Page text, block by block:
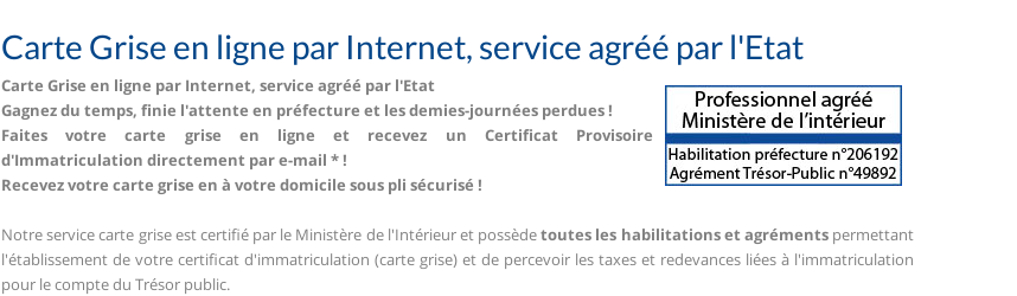
Carte Grise en ligne par Internet, service agréé par l'Etat
Carte Grise en ligne par Internet, service agréé par l'Etat
Gagnez du temps, finie l'attente en préfecture et les demies-journées perdues !
Faites votre carte grise en ligne et recevez un Certificat Provisoire
d'Immatriculation directement par e-mail * !
Recevez votre carte grise en à votre domicile sous pli sécurisé !
Notre service carte grise est certifié par le Ministère de l'Intérieur et possèdetoutes les habilitations et agrémentspermettant
l'établissement de votre certificat d'immatriculation (carte grise) et de percevoir les taxes et redevances liées à l'immatriculation
pour le compte du Trésor public.